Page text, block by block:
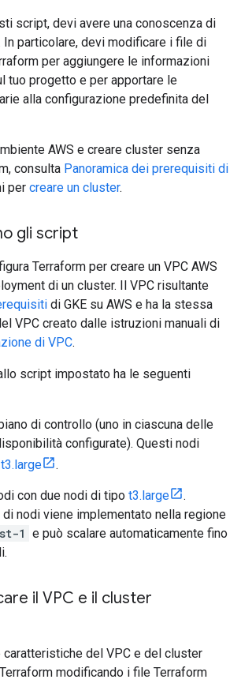
script, devi avere una conoscenza di
In particolare, devi modificare i file di
per aggiungere le informazioni
tuo progetto e per apportare le
alla configurazione predefinita del
AWS e creare cluster senza
consulta Panoramica dei prerequisiti di
per creare un cluster.
gli script
Terraform per creare un VPC AWS
di un cluster. Il VPC risultante
di GKE su AWS e ha la stessa
VPC creato dalle istruzioni manuali di
di VPC.
script impostato ha le seguenti
di controllo (uno in ciascuna delle
configurate). Questi nodi
t3.large .
con due nodi di tipo t3.large
.
nodi viene implementato nella regione
1 e può scalare automaticamente fino
il VPC e il cluster
del VPC e del cluster
modificando i file Terraform